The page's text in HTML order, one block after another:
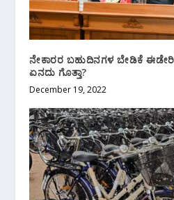
ನೇಕಾರರ ಬಹುದಿನಗಳ ಬೇಡಿಕೆ
ಏನದು ಗೊತ್ತಾ?
December 19, 2022